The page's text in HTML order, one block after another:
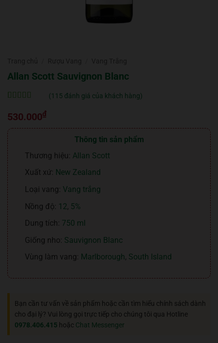
Allan Scott Sauvignon Blanc
trênđánh
giá
(115 đánh giá của khách hàng)
530.000₫
Thông tin sản phẩm
Thương hiệu: Allan Scott
Xuất xứ: New Zealand
Loại vang: Vang trắng
Nồng độ: 12, 5%
Dung tích: 750 ml
Giống nho: Sauvignon Blanc
Vùng làm vang:
Marlborough, South Island
Bạn cần tư vấn về sản phẩm hoặc cần tìm hiểu chính sách dành
cho đại lý? Vui lòng gọi trực tiếp cho chúng tôi qua Hotline
0978.406.415 hoặc Chat Messenger